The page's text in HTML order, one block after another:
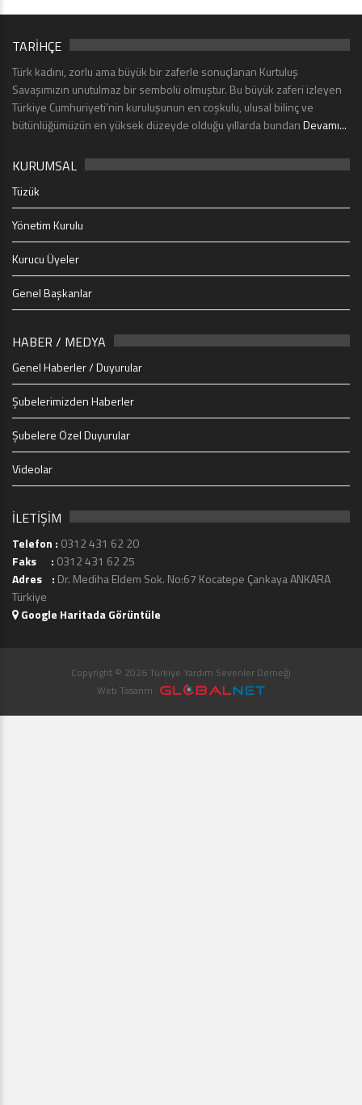
TARİHÇE
Türk kadını, zorlu ama büyük bir zaferle sonuçlanan Kurtuluş
Savaşımızın unutulmaz bir sembolü olmuştur. Bu büyük zaferi izleyen
Türkiye Cumhuriyeti’nin kuruluşunun en coşkulu, ulusal bilinç ve
bütünlüğümüzün en yüksek düzeyde olduğu yıllarda bundanDevamı...
KURUMSAL
Tüzük
Yönetim Kurulu
Kurucu Üyeler
Genel Başkanlar
HABER / MEDYA
Genel Haberler / Duyurular
Şubelerimizden Haberler
Şubelere Özel Duyurular
Videolar
İLETİŞİM
Telefon : 0312 431 62 20
Faks : 0312 431 62 25
Adres : Dr. Mediha Eldem Sok. No:67 Kocatepe Çankaya ANKARA
Türkiye
Google Haritada Görüntüle
Copyright © 2026 Türkiye Yardım Sevenler Derneği
Web Tasarım :